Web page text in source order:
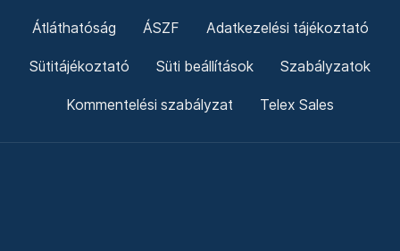
Átláthatóság ÁSZF Adatkezelési tájékoztató
Sütitájékoztató Süti beállítások Szabályzatok
Kommentelési szabályzat Telex Sales